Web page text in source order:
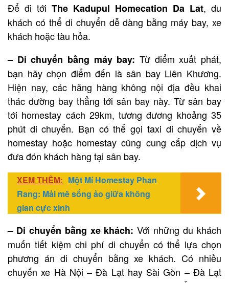
Để đi tới The Kadupul Homecation Da Lat, du
khách có thể di chuyển dễ dàng bằng máy bay, xe
khách hoặc tàu hỏa.
– Di chuyển bằng máy bay: Từ điểm xuất phát,
bạn hãy chọn điểm đến là sân bay Liên Khương.
Hiện nay, các hãng hàng không nội địa đều khai
thác đường bay thẳng tới sân bay này. Từ sân bay
tới homestay cách 29km, tương đương khoảng 35
phút di chuyển. Bạn có thể gọi taxi di chuyển về
homestay hoặc homestay cũng cung cấp dịch vụ
đưa đón khách hàng tại sân bay.
XEM THÊM: Một Mí Homestay Phan
Rang: Mải mê sống ảo giữa không
gian cực xinh
– Di chuyển bằng xe khách: Với những du khách
muốn tiết kiệm chi phí di chuyển có thể lựa chọn
phương án di chuyển bằng xe khách. Có nhiều
chuyến xe Hà Nội – Đà Lạt hay Sài Gòn – Đà Lạt